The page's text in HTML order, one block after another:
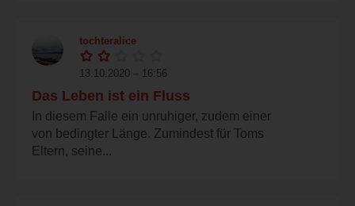
tochteralice
13.10.2020 – 16:56
Das Leben ist ein Fluss
In diesem Falle ein unruhiger, zudem einer
von bedingter Länge. Zumindest für Toms
Eltern, seine...